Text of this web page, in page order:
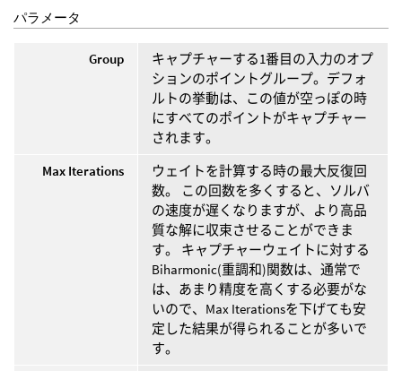
パラメータ
Group
キャプチャーする1番目の入力のオプ
ションのポイントグループ。デフォ
ルトの挙動は、この値が空っぽの時
にすべてのポイントがキャプチャー
されます。
Max Iterations
ウェイトを計算する時の最大反復回
数。 この回数を多くすると、ソルバ
の速度が遅くなりますが、より高品
質な解に収束させることができま
す。 キャプチャーウェイトに対する
Biharmonic(重調和)関数は、通常で
は、あまり精度を高くする必要がな
いので、Max Iterationsを下げても安
定した結果が得られることが多いで
す。